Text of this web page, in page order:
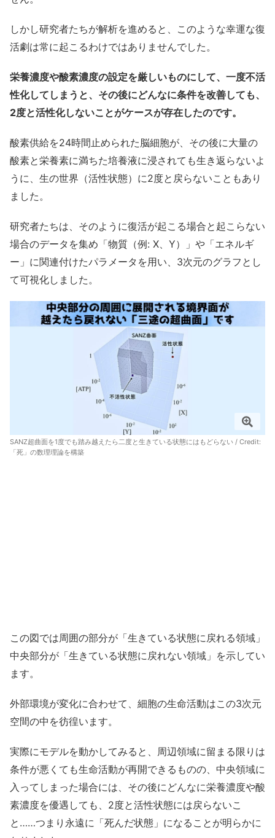
しかし研究者たちが解析を進めると、このような幸運な復
活劇は常に起こるわけではありませんでした。
栄養濃度や酸素濃度の設定を厳しいものにして、一度不活
性化してしまうと、その後にどんなに条件を改善しても、
2度と活性化しないことがケースが存在したのです。
酸素供給を24時間止められた脳細胞が、その後に大量の
酸素と栄養素に満ちた培養液に浸されても生き返らないよ
うに、生の世界（活性状態）に2度と戻らないこともあり
ました。
研究者たちは、そのように復活が起こる場合と起こらない
場合のデータを集め「物質（例: X、Y）」や「エネルギ
ー」に関連付けたパラメータを用い、3次元のグラフとし
て可視化しました。
SANZ超曲面を1度でも踏み越えたら二度と生きている状態にはもどらない / Credit:
「死」の数理理論を構築
この図では周囲の部分が「生きている状態に戻れる領域」
中央部分が「生きている状態に戻れない領域」を示してい
ます。
外部環境が変化に合わせて、細胞の生命活動はこの3次元
空間の中を彷徨います。
実際にモデルを動かしてみると、周辺領域に留まる限りは
条件が悪くても生命活動が再開できるものの、中央領域に
入ってしまった場合には、その後にどんなに栄養濃度や酸
素濃度を優遇しても、2度と活性状態には戻らないこ
と……つまり永遠に「死んだ状態」になることが明らかに